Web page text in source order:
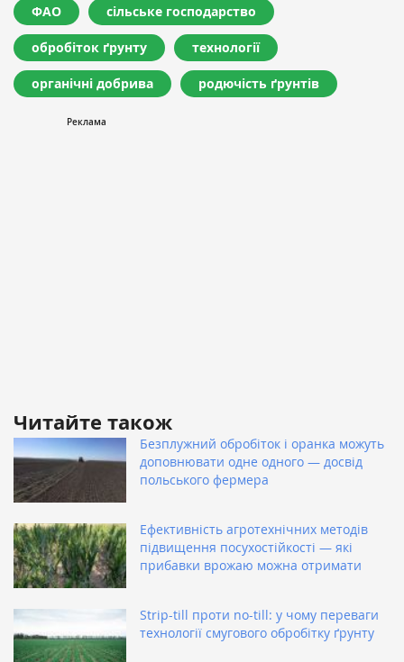
ФАО сільське господарство
обробіток ґрунту технології
органічні добрива родючість ґрунтів
Читайте також
Безплужний обробіток і оранка можуть
доповнювати одне одного — досвід
польського фермера
Ефективність агротехнічних методів
підвищення посухостійкості — які
прибавки врожаю можна отримати
Strip-till проти no-till: у чому переваги
технології смугового обробітку ґрунту